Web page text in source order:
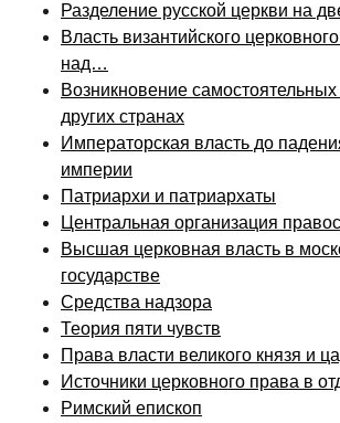
Разделение русской церкви на
Власть византийского
над…
Возникновение
других странах
Императорская власть до
империи
Патриархи и патриархаты
Центральная организация
Высшая церковная власть в
государстве
Средства надзора
Теория пяти чувств
Права власти великого князя и
Источники церковного права в
Римский епископ